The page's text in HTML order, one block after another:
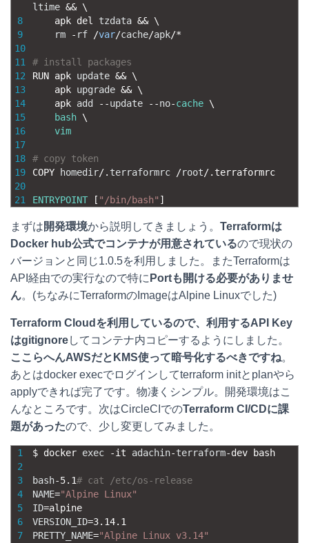
8
9
10
11
12
13
14
15
16
17
18
19
20
21
ltime && \
apk del tzdata && \
rm
- rf /var/cache/apk/*
# install packages
RUN apk update && \
apk upgrade && \
apk add --update --no-cache \
bash \
vim
# copy token
COPY
homedir/. terraformrc /root/. terraformrc
ENTRYPOINT [ "/bin/bash" ]
まずは開発環境から説明してきましょう。 Terraformは
Docker hub公式でコンテナが用意されているので現状の
バージョンと同じ1.0.5を利用しました。またTerraformは
API経由での実行なので特に Portも開ける必要がありませ
ん。(ちなみにTerraformのImageはAlpine Linuxでした)
Terraform Cloudを利用しているので、利用するAPI Key
はgitignoreしてコンテナ内コピーするようにしました。
ここらへんAWSだとKMS使って暗号化するべきですね。
あとはdocker execでログインしてterraform initとplanやら
applyできれば完了です。物凄くシンプル。開発環境はこ
んなところです。次はCircleCIでのTerraform CI/CDに課
題があったので、少し変更してみました。
1
2
3
4
5
6
7
$ docker exec -it adachin-terraform-dev bash
bash-5.1# cat /etc/os-release
NAME="Alpine Linux"
ID=alpine
VERSION_ID=3.14.1
PRETTY_NAME="Alpine Linux v3.14"